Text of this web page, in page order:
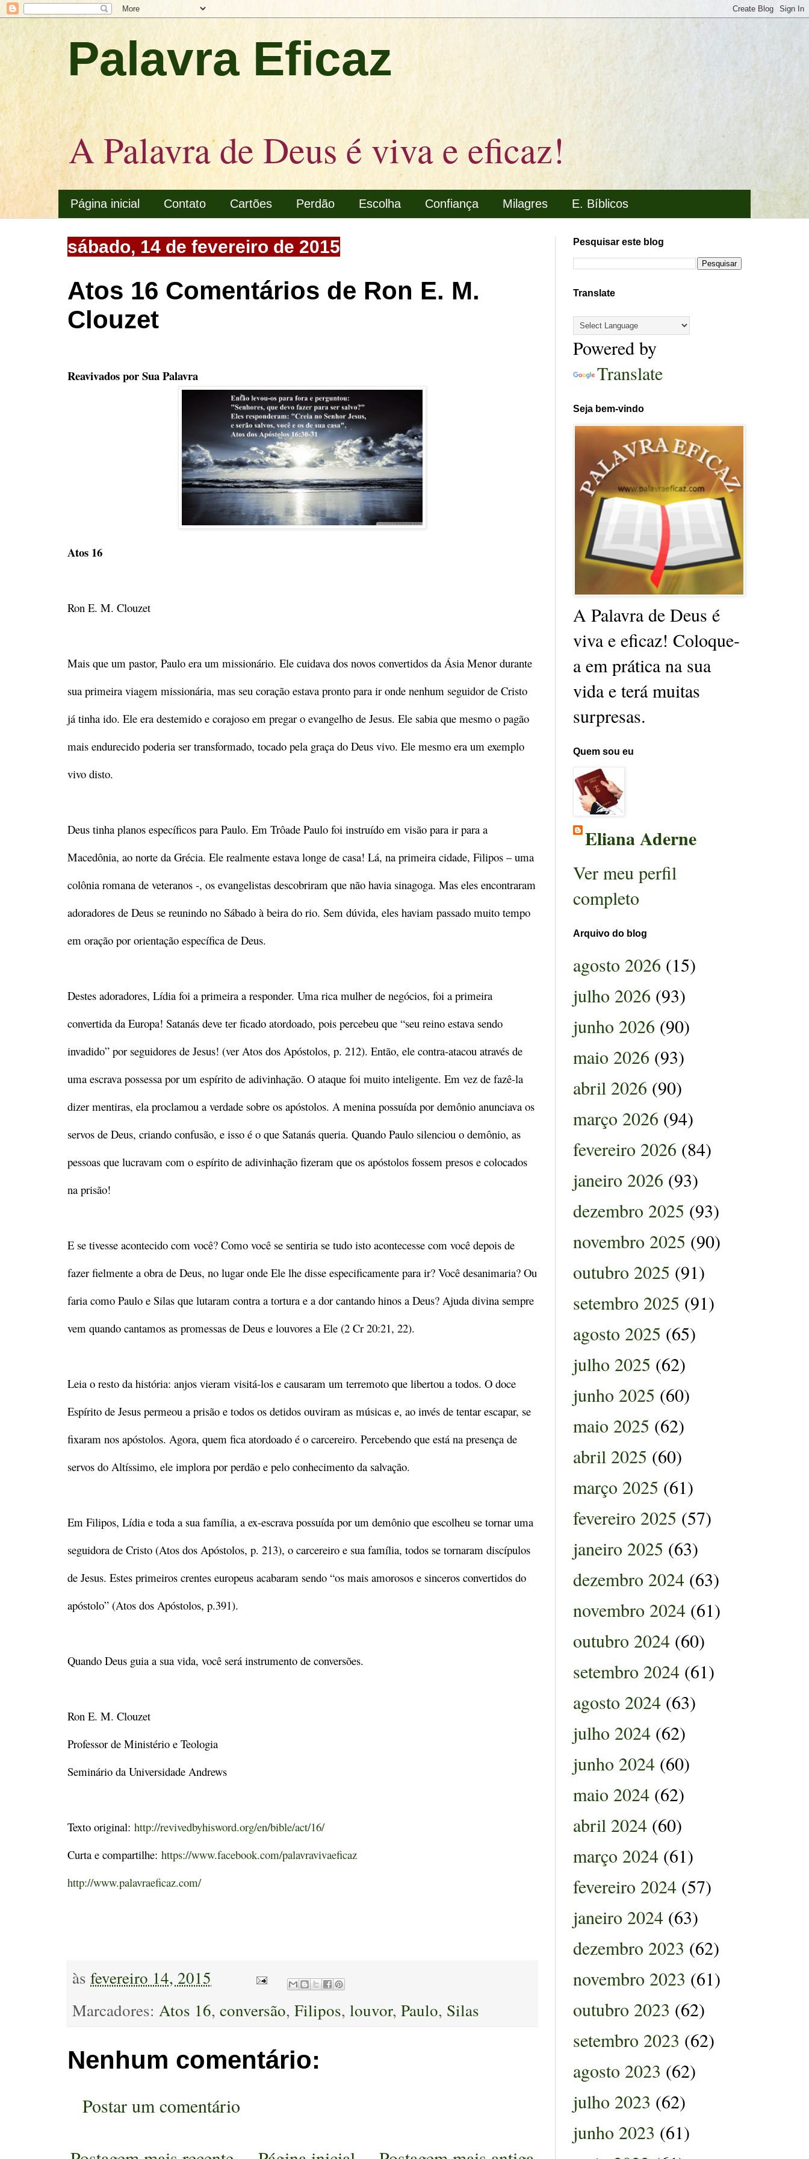
Palavra Eficaz
A Palavra de Deus é viva e eficaz!
Página inicial Contato Cartões Perdão Escolha Confiança Milagres E. Bíblicos
sábado, 14 de fevereiro de 2015
Atos 16 Comentários de Ron E. M.
Clouzet
Reavivados por Sua Palavra
Atos 16
Ron E. M. Clouzet
Mais que um pastor, Paulo era um missionário. Ele cuidava dos novos convertidos da Ásia Menor durante
sua primeira viagem missionária, mas seu coração estava pronto para ir onde nenhum seguidor de Cristo
já tinha ido. Ele era destemido e corajoso em pregar o evangelho de Jesus. Ele sabia que mesmo o pagão
mais endurecido poderia ser transformado, tocado pela graça do Deus vivo. Ele mesmo era um exemplo
vivo disto.
Deus tinha planos específicos para Paulo. Em Trôade Paulo foi instruído em visão para ir para a
Macedônia, ao norte da Grécia. Ele realmente estava longe de casa! Lá, na primeira cidade, Filipos – uma
colônia romana de veteranos -, os evangelistas descobriram que não havia sinagoga. Mas eles encontraram
adoradores de Deus se reunindo no Sábado à beira do rio. Sem dúvida, eles haviam passado muito tempo
em oração por orientação específica de Deus.
Destes adoradores, Lídia foi a primeira a responder. Uma rica mulher de negócios, foi a primeira
convertida da Europa! Satanás deve ter ficado atordoado, pois percebeu que “seu reino estava sendo
invadido” por seguidores de Jesus! (ver Atos dos Apóstolos, p. 212). Então, ele contra-atacou através de
uma escrava possessa por um espírito de adivinhação. O ataque foi muito inteligente. Em vez de fazê-la
dizer mentiras, ela proclamou a verdade sobre os apóstolos. A menina possuída por demônio anunciava os
servos de Deus, criando confusão, e isso é o que Satanás queria. Quando Paulo silenciou o demônio, as
pessoas que lucravam com o espírito de adivinhação fizeram que os apóstolos fossem presos e colocados
na prisão!
E se tivesse acontecido com você? Como você se sentiria se tudo isto acontecesse com você depois de
fazer fielmente a obra de Deus, no lugar onde Ele lhe disse especificamente para ir? Você desanimaria? Ou
faria como Paulo e Silas que lutaram contra a tortura e a dor cantando hinos a Deus? Ajuda divina sempre
vem quando cantamos as promessas de Deus e louvores a Ele (2 Cr 20:21, 22).
Leia o resto da história: anjos vieram visitá-los e causaram um terremoto que libertou a todos. O doce
Espírito de Jesus permeou a prisão e todos os detidos ouviram as músicas e, ao invés de tentar escapar, se
fixaram nos apóstolos. Agora, quem fica atordoado é o carcereiro. Percebendo que está na presença de
servos do Altíssimo, ele implora por perdão e pelo conhecimento da salvação.
Em Filipos, Lídia e toda a sua família, a ex-escrava possuída por um demônio que escolheu se tornar uma
seguidora de Cristo (Atos dos Apóstolos, p. 213), o carcereiro e sua família, todos se tornaram discípulos
de Jesus. Estes primeiros crentes europeus acabaram sendo “os mais amorosos e sinceros convertidos do
apóstolo” (Atos dos Apóstolos, p.391).
Quando Deus guia a sua vida, você será instrumento de conversões.
Ron E. M. Clouzet
Professor de Ministério e Teologia
Seminário da Universidade Andrews
Texto original: http://revivedbyhisword.org/en/bible/act/16/
Curta e compartilhe: https://www.facebook.com/palavravivaeficaz
http://www.palavraeficaz.com/
às fevereiro 14, 2015
Marcadores: Atos 16, conversão, Filipos, louvor, Paulo, Silas
Nenhum comentário:
Postar um comentário
Pesquisar este blog
Translate
Powered by
Translate
Seja bem-vindo
A Palavra de Deus é
viva e eficaz! Coloque-
a em prática na sua
vida e terá muitas
surpresas.
Quem sou eu
Eliana Aderne
Ver meu perfil
completo
Arquivo do blog
agosto 2026 (15)
julho 2026 (93)
junho 2026 (90)
maio 2026 (93)
abril 2026 (90)
março 2026 (94)
fevereiro 2026 (84)
janeiro 2026 (93)
dezembro 2025 (93)
novembro 2025 (90)
outubro 2025 (91)
setembro 2025 (91)
agosto 2025 (65)
julho 2025 (62)
junho 2025 (60)
maio 2025 (62)
abril 2025 (60)
março 2025 (61)
fevereiro 2025 (57)
janeiro 2025 (63)
dezembro 2024 (63)
novembro 2024 (61)
outubro 2024 (60)
setembro 2024 (61)
agosto 2024 (63)
julho 2024 (62)
junho 2024 (60)
maio 2024 (62)
abril 2024 (60)
março 2024 (61)
fevereiro 2024 (57)
janeiro 2024 (63)
dezembro 2023 (62)
novembro 2023 (61)
outubro 2023 (62)
setembro 2023 (62)
agosto 2023 (62)
julho 2023 (62)
junho 2023 (61)